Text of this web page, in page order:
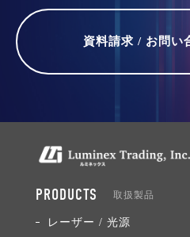
資料請求 / お問い
PRODUCTS 取扱製品
レーザー / 光源